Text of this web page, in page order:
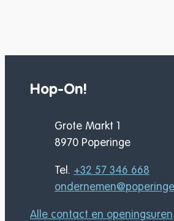
Hop-On!
AdresGrote Markt 1
,8970 Poperinge
+32 57 346 668
E-mailondernemen@
Alle contact en openingsuren